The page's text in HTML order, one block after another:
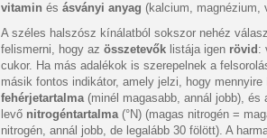
vitamin és ásványi anyag (kalcium, magnézium,
A széles halszósz kínálatból sokszor nehéz
felismerni, hogy az összetevők listája igen rövid :
cukor. Ha más adalékok is szerepelnek a
másik fontos indikátor, amely jelzi, hogy
fehérjetartalma(minél magasabb, annál jobb), és
levő nitrogéntartalma (°N) (magas nitrogén =
nitrogén, annál jobb, de legalább 30 fölött). A